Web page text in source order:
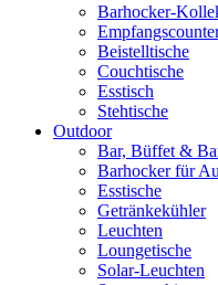
Barhocker-
Beistelltische
Couchtische
Esstisch
Stehtische
Outdoor
Bar, Büffet &
Barhocker für
Esstische
Getränkekühler
Leuchten
Loungetische
Solar-Leuchten